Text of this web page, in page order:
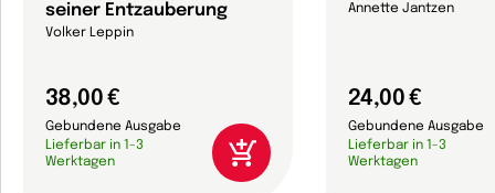
seiner Entzauberung
Volker Leppin
38,00 €
Gebundene Ausgabe
Lieferbar in 1-3
Werktagen
Annette Jantzen
24,00 €
Gebundene Ausgabe
Lieferbar in 1-3
Werktagen